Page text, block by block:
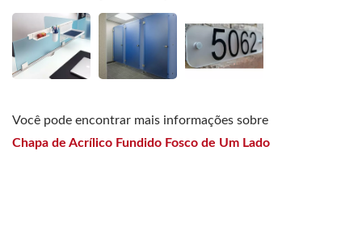
Você pode encontrar mais informações sobre
Chapa de Acrílico Fundido Fosco de Um Lado